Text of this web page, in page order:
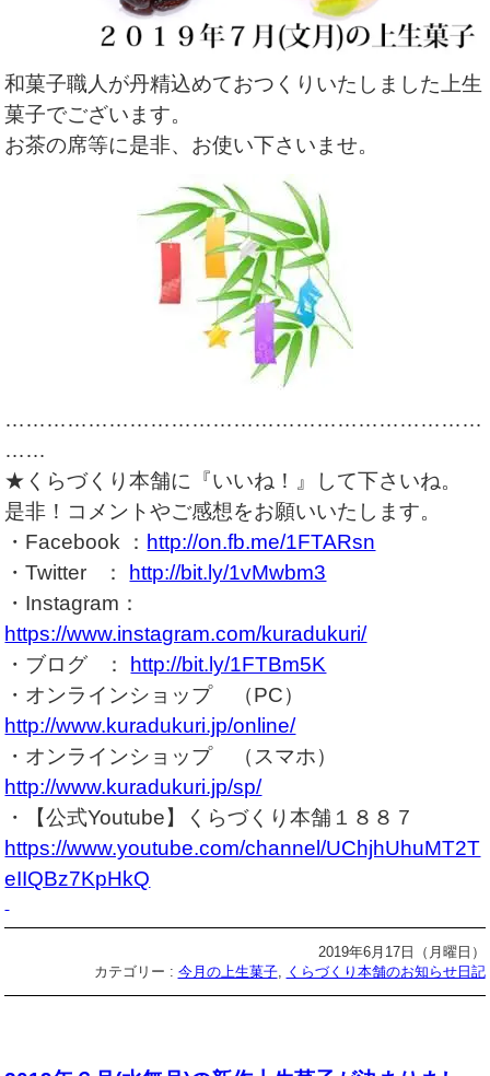
和菓子職人が丹精込めておつくりいたしました上生
菓子でございます。
お茶の席等に是非、お使い下さいませ。
……………………………………………………………
……
★くらづくり本舗に『いいね！』して下さいね。
是非！コメントやご感想をお願いいたします。
・Facebook ： http://on.fb.me/1FTARsn
・Twitter ： http://bit.ly/1vMwbm3
・Instagram：
https://www.instagram.com/kuradukuri/
・ブログ ： http://bit.ly/1FTBm5K
・オンラインショップ （PC）
http://www.kuradukuri.jp/online/
・オンラインショップ （スマホ）
http://www.kuradukuri.jp/sp/
・【公式Youtube】くらづくり本舗１８８７
https://www.youtube.com/channel/UChjhUhuMT2T
eIIQBz7KpHkQ
2019年6月17日（月曜日）
カテゴリー : 今月の上生菓子, くらづくり本舗のお知らせ日記